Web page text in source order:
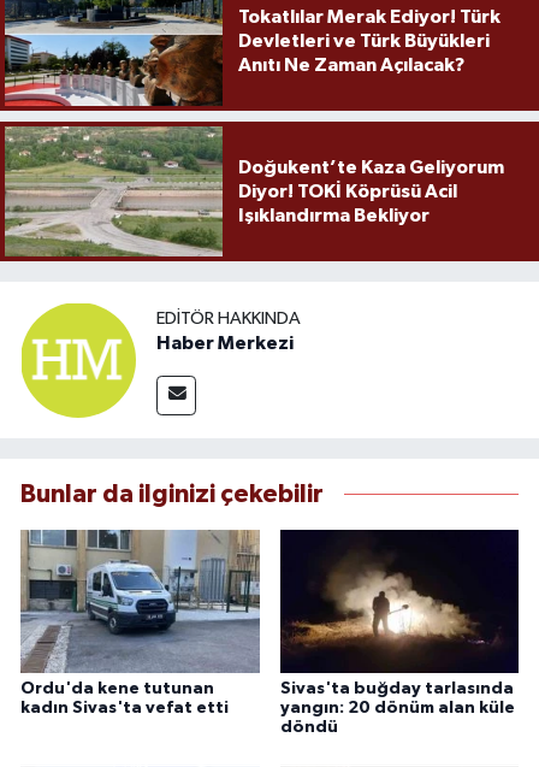
Tokatlılar Merak Ediyor! Türk
Devletleri ve Türk Büyükleri
Anıtı Ne Zaman Açılacak?
Doğukent’te Kaza Geliyorum
Diyor! TOKİ Köprüsü Acil
Işıklandırma Bekliyor
EDITÖR HAKKINDA
Haber Merkezi
Bunlar da ilginizi çekebilir
Ordu'da kene tutunan
kadın Sivas'ta vefat etti
Sivas'ta buğday tarlasında
yangın: 20 dönüm alan küle
döndü